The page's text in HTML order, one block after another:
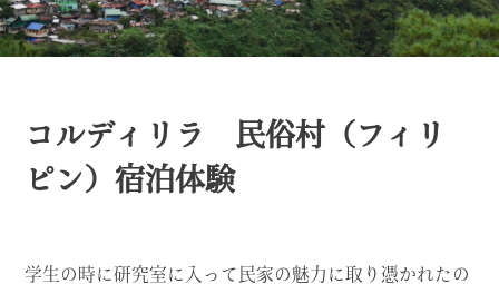
コルディリラ 民俗村（フィリ
ピン）宿泊体験
学生の時に研究室に入って民家の魅力に取り憑かれたの